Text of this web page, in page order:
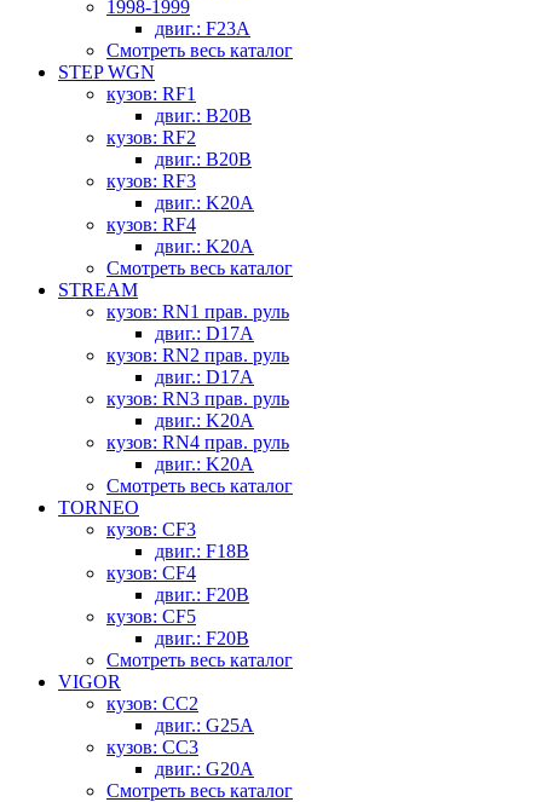
1998-1999
двиг.: F23A
Смотреть весь каталог
STEP WGN
кузов: RF1
двиг.: B20B
кузов: RF2
двиг.: B20B
кузов: RF3
двиг.: K20A
кузов: RF4
двиг.: K20A
Смотреть весь каталог
STREAM
кузов: RN1 прав. руль
двиг.: D17A
кузов: RN2 прав. руль
двиг.: D17A
кузов: RN3 прав. руль
двиг.: K20A
кузов: RN4 прав. руль
двиг.: K20A
Смотреть весь каталог
TORNEO
кузов: CF3
двиг.: F18B
кузов: CF4
двиг.: F20B
кузов: CF5
двиг.: F20B
Смотреть весь каталог
VIGOR
кузов: CC2
двиг.: G25A
кузов: CC3
двиг.: G20A
Смотреть весь каталог